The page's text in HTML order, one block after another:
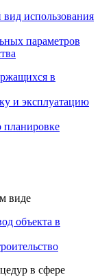
использования
параметров
в
и эксплуатацию
планировке
виде
объекта в
в сфере